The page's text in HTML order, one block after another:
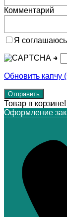
Комментарий
Я
→
Обновить капчу
Товар в корзине!
Оформление